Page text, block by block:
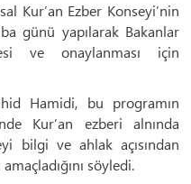
Kur’an Ezber Konseyi’nin
günü yapılarak Bakanlar
ve onaylanması için
Hamidi, bu programın
Kur’an ezberi alnında
bilgi ve ahlak açısından
söyledi.